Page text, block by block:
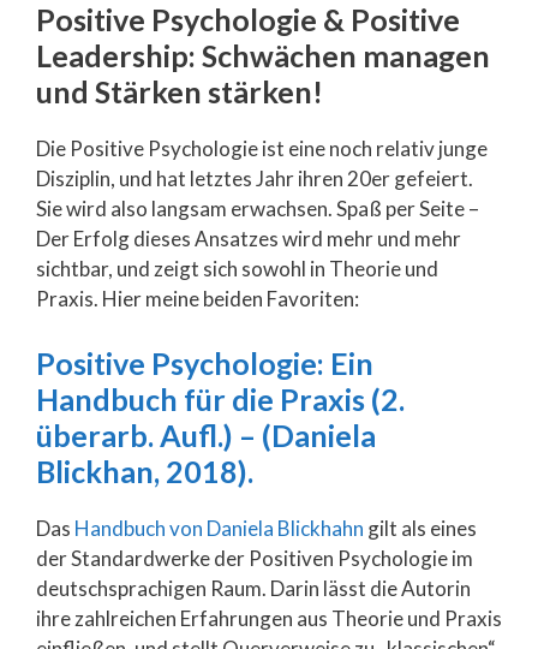
Positive Psychologie & Positive
Leadership: Schwächen managen
und Stärken stärken!
Die Positive Psychologie ist eine noch relativ junge
Disziplin, und hat letztes Jahr ihren 20er gefeiert.
Sie wird also langsam erwachsen. Spaß per Seite –
Der Erfolg dieses Ansatzes wird mehr und mehr
sichtbar, und zeigt sich sowohl in Theorie und
Praxis. Hier meine beiden Favoriten:
Positive Psychologie: Ein
Handbuch für die Praxis (2.
überarb. Aufl.) – (Daniela
Blickhan, 2018).
Das Handbuch von Daniela Blickhahn gilt als eines
der Standardwerke der Positiven Psychologie im
deutschsprachigen Raum. Darin lässt die Autorin
ihre zahlreichen Erfahrungen aus Theorie und Praxis